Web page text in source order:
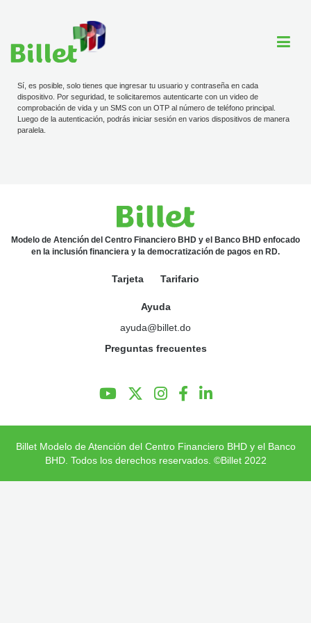
Cuenta Billet
Tarjeta
Preguntas Frecuentes
Sí, es posible, solo tienes que ingresar tu usuario y contraseña en cada
dispositivo. Por seguridad, te solicitaremos autenticarte con un video de
comprobación de vida y un SMS con un OTP al número de teléfono principal.
Luego de la autenticación, podrás iniciar sesión en varios dispositivos de manera
paralela.
Modelo de Atención del Centro Financiero BHD y el Banco BHD enfocado
en la inclusión financiera y la democratización de pagos en RD.
Tarjeta Tarifario
Ayuda
ayuda@billet.do
Preguntas frecuentes
Billet Modelo de Atención del Centro Financiero BHD y el Banco
BHD. Todos los derechos reservados. ©Billet 2022